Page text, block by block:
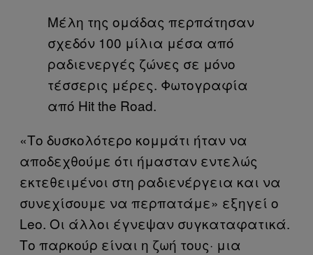
Μέλη της ομάδας περπάτησαν
σχεδόν 100 μίλια μέσα από
ραδιενεργές ζώνες σε μόνο
τέσσερις μέρες. Φωτογραφία
από Hit the Road.
«Το δυσκολότερο κομμάτι ήταν να
αποδεχθούμε ότι ήμασταν εντελώς
εκτεθειμένοι στη ραδιενέργεια και να
συνεχίσουμε να περπατάμε» εξηγεί ο
Leo. Οι άλλοι έγνεψαν συγκαταφατικά.
Το παρκούρ είναι η ζωή τους· μια